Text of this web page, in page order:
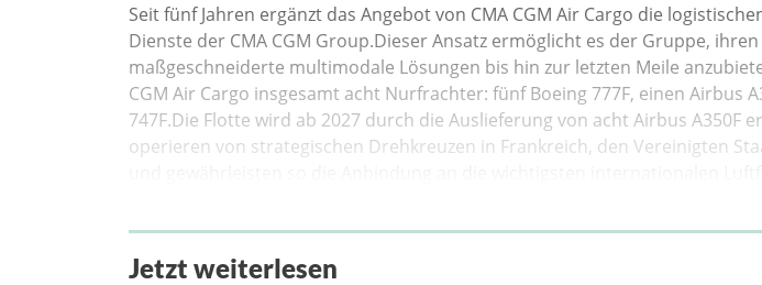
Seit fünf Jahren ergänzt das Angebot von CMA CGM Air Cargo die
Dienste der CMA CGM Group.Dieser Ansatz ermöglicht es der Gruppe,
maßgeschneiderte multimodale Lösungen bis hin zur letzten Meile
CGM Air Cargo insgesamt acht Nurfrachter: fünf Boeing 777F, einen Airbus
747F.Die Flotte wird ab 2027 durch die Auslieferung von acht Airbus A350F
operieren von strategischen Drehkreuzen in Frankreich, den Vereinigten
Jetzt weiterlesen